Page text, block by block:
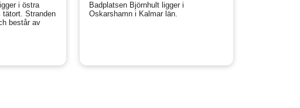
i östra
tätort. Stranden
består av
Badplatsen Björnhult ligger i
Oskarshamn i Kalmar län.